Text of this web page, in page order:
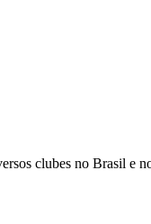
clubes no Brasil e